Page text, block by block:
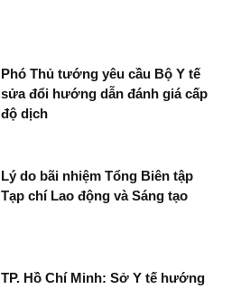
Phó Thủ tướng yêu cầu Bộ Y tế
sửa đổi hướng dẫn đánh giá cấp
độ dịch
Lý do bãi nhiệm Tổng Biên tập
Tạp chí Lao động và Sáng tạo
TP. Hồ Chí Minh: Sở Y tế hướng